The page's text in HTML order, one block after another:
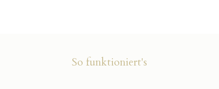
So funktioniert's